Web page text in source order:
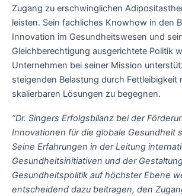
Zugang zu erschwinglichen
leisten. Sein fachliches Knowhow in den
Innovation im Gesundheitswesen und
Gleichberechtigung ausgerichtete Politik
Unternehmen bei seiner Mission
steigenden Belastung durch Fettleibigkeit
skalierbaren Lösungen zu begegnen.
“Dr. Singers Erfolgsbilanz bei der
Innovationen für die globale Gesundheit
Seine Erfahrungen in der Leitung
Gesundheitsinitiativen und der
Gesundheitspolitik auf höchster Ebene
entscheidend dazu beitragen, den